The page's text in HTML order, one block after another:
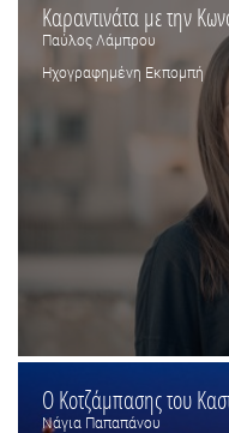
Καραντινάτα με την
Παύλος Λάμπρου
Ηχογραφημένη Εκπομπή
O Κοτζάμπασης του
Νάγια Παπαπάνου